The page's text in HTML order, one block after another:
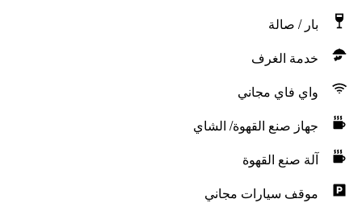
بار / صالة
خدمة الغرف
واي فاي مجاني
جهاز صنع القهوة/ الشاي
آلة صنع القهوة
موقف سيارات مجاني